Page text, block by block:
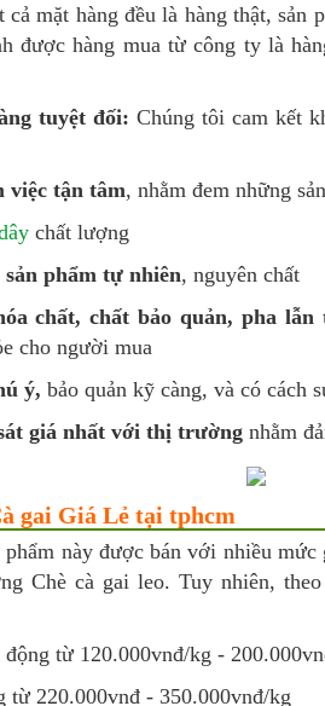
cả mặt hàng đều là hàng thật,
được hàng mua từ công ty là
tuyệt đối: Chúng tôi cam kết
việc tận tâm, nhằm đem những
chất lượng
phẩm tự nhiên, nguyên chất
chất, chất bảo quản, pha lẫn
cho người mua
ý, bảo quản kỹ càng, và có cách
giá nhất với thị trườngnhằm
gai Giá Lẻ tại tphcm
này được bán với nhiều
Chè cà gai leo. Tuy nhiên,
từ 120.000vnđ/kg -
từ 220.000vnđ - 350.000vnđ/kg